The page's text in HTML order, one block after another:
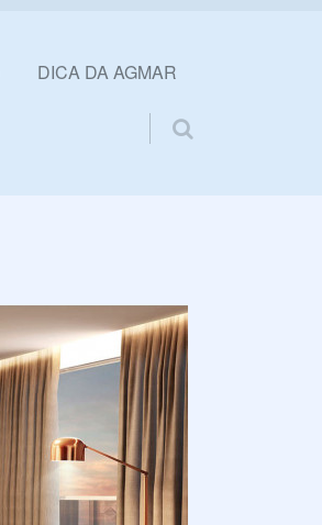
DICA DA AGMAR